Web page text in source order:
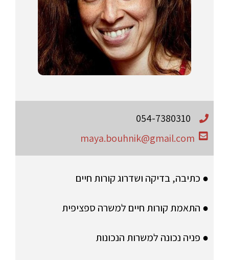
054-7380310
maya.bouhnik@gmail.com
● כתיבה, בדיקה ושדרוג קורות חיים
● התאמת קורות חיים למשרה ספציפית
● פניה נכונה למשרות הנכונות